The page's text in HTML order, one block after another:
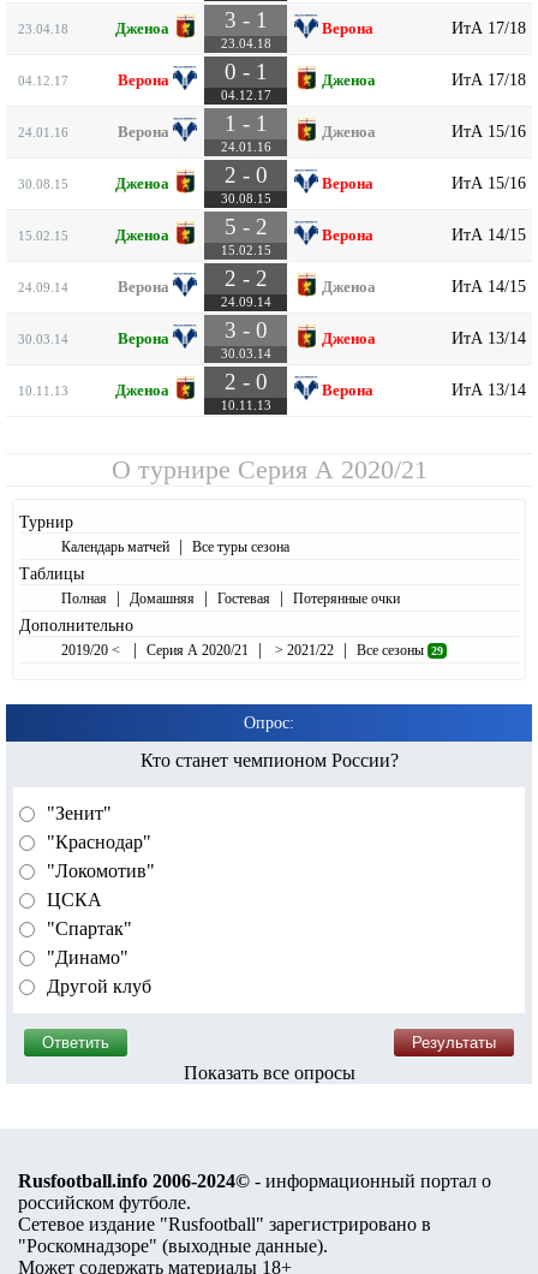
23.04.18 Дженоа 3 - 1
23.04.18
Верона ИтА 17/18
04.12.17 Верона 0 - 1
04.12.17
Дженоа ИтА 17/18
24.01.16 Верона 1 - 1
24.01.16
Дженоа ИтА 15/16
30.08.15 Дженоа 2 - 0
30.08.15
Верона ИтА 15/16
15.02.15 Дженоа 5 - 2
15.02.15
Верона ИтА 14/15
24.09.14 Верона 2 - 2
24.09.14
Дженоа ИтА 14/15
30.03.14 Верона 3 - 0
30.03.14
Дженоа ИтА 13/14
10.11.13 Дженоа 2 - 0
10.11.13
Верона ИтА 13/14
О турнире Серия А 2020/21
Турнир
Календарь матчей | Все туры сезона
Таблицы
Полная | Домашняя | Гостевая | Потерянные очки
Дополнительно
2019/20 < | Серия А 2020/21 | > 2021/22 | Все сезоны 29
Опрос:
Кто станет чемпионом России?
"Зенит"
"Краснодар"
"Локомотив"
ЦСКА
"Спартак"
"Динамо"
Другой клуб
Показать все опросы
Rusfootball.info 2006-2024© - информационный портал о
российском футболе.
Сетевое издание "Rusfootball" зарегистрировано в
"Роскомнадзоре" (выходные данные).
Может содержать материалы 18+